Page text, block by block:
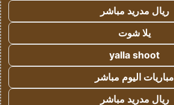
ريال مدريد مباشر
يلا شوت
yalla shoot
مباريات اليوم مباشر
ريال مدريد مباشر